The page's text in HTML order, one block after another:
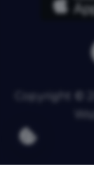
Copyright ©